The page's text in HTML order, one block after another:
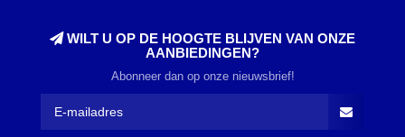
WILT U OP DE HOOGTE BLIJVEN VAN ONZE
AANBIEDINGEN?
Abonneer dan op onze nieuwsbrief!